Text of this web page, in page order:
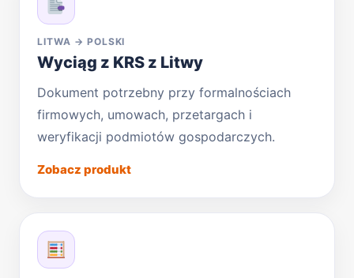
LITWA → POLSKI
Wyciąg z KRS z Litwy
Dokument potrzebny przy formalnościach
firmowych, umowach, przetargach i
weryfikacji podmiotów gospodarczych.
Zobacz produkt